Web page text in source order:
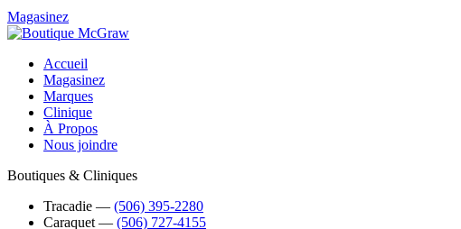
Magasinez
Accueil
Magasinez
Marques
Clinique
À Propos
Nous joindre
Boutiques & Cliniques
Tracadie ― (506) 395-2280
Caraquet ― (506) 727-4155